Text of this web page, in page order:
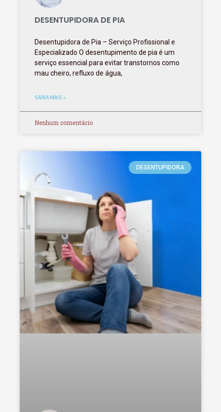
DESENTUPIDORA DE PIA
Desentupidora de Pia – Serviço Profissional e
Especializado O desentupimento de pia é um
serviço essencial para evitar transtornos como
mau cheiro, refluxo de água,
SAIBA MAIS »
Nenhum comentário
DESENTUPIDORA